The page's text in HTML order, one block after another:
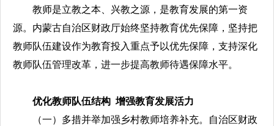
教师是立教之本、兴教之源，是教育发展的第一资
源。内蒙古自治区财政厅始终坚持教育优先保障，坚持把
教师队伍建设作为教育投入重点予以优先保障，支持深化
教师队伍管理改革，进一步提高教师待遇保障水平。
优化教师队伍结构 增强教育发展活力
（一）多措并举加强乡村教师培养补充。自治区财政